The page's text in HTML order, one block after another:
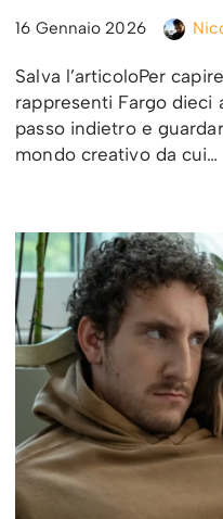
16 Gennaio 2026
Salva l’articoloPer
rappresenti Fargo dieci
passo indietro e
mondo creativo da cui…